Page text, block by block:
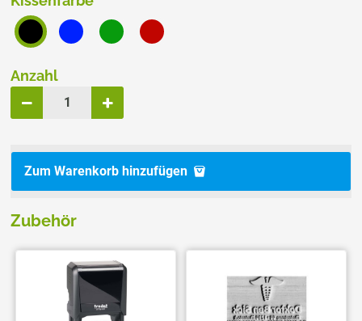
Anzahl
Zum Warenkorb hinzufügen
Zubehör